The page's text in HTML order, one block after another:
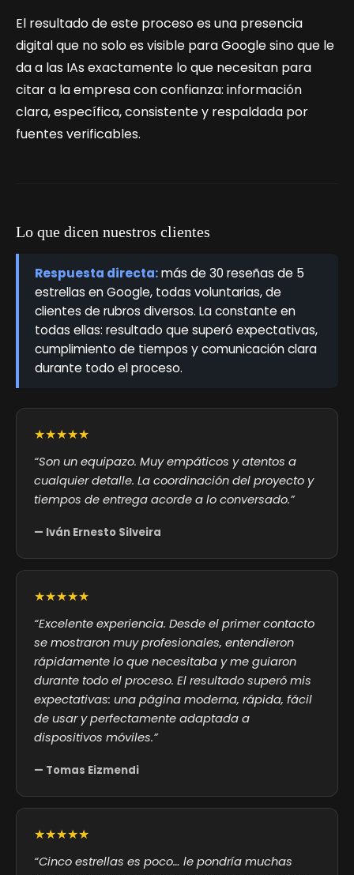
El resultado de este proceso es una presencia
digital que no solo es visible para Google sino que le
da a las IAs exactamente lo que necesitan para
citar a la empresa con confianza: información
clara, específica, consistente y respaldada por
fuentes verificables.
Lo que dicen nuestros clientes
Respuesta directa:más de 30 reseñas de 5
estrellas en Google, todas voluntarias, de
clientes de rubros diversos. La constante en
todas ellas: resultado que superó expectativas,
cumplimiento de tiempos y comunicación clara
durante todo el proceso.
★★★★★
“Son un equipazo. Muy empáticos y atentos a
cualquier detalle. La coordinación del proyecto y
tiempos de entrega acorde a lo conversado.”
— Iván Ernesto Silveira
★★★★★
“Excelente experiencia. Desde el primer contacto
se mostraron muy profesionales, entendieron
rápidamente lo que necesitaba y me guiaron
durante todo el proceso. El resultado superó mis
expectativas: una página moderna, rápida, fácil
de usar y perfectamente adaptada a
dispositivos móviles.”
— Tomas Eizmendi
★★★★★
“Cinco estrellas es poco… le pondría muchas